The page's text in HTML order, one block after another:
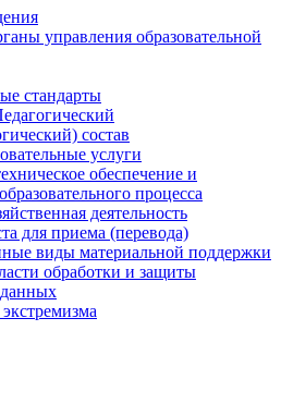
управления образовательной
стандарты
состав
услуги
обеспечение и
процесса
деятельность
для приема (перевода)
виды материальной поддержки
обработки и защиты